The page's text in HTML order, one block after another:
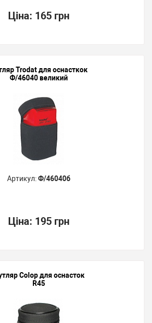
Ціна: 165 грн
Trodat для оснасткок
Ф/46040 великий
Артикул:Ф/46040б
Ціна: 195 грн
Colop для оснасток
R45